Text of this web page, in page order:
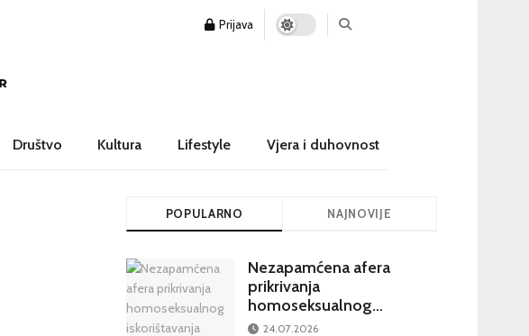
Prijava
Društvo Kultura Lifestyle Vjera i duhovnost
POPULARNO NAJNOVIJE
Nezapamćena afera
prikrivanja
homoseksualnog
iskorištavanja maloljetnika
24.07.2026